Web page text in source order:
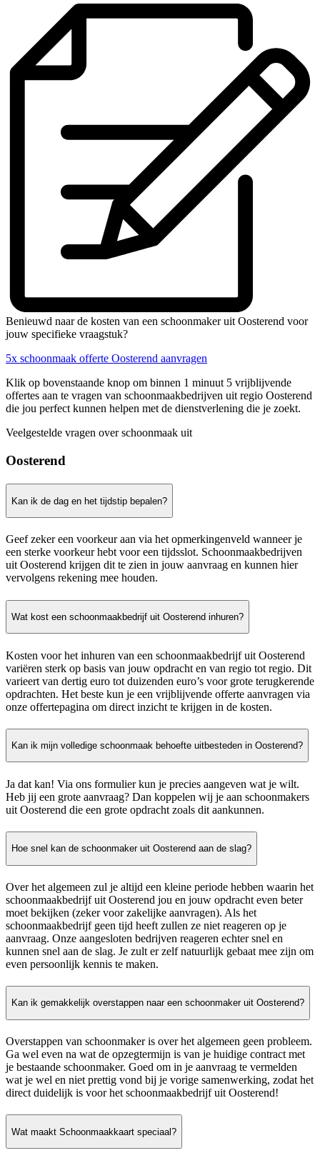
Benieuwd naar de kosten van een schoonmaker uit Oosterend voor
jouw specifieke vraagstuk?
5x schoonmaak offerte Oosterend aanvragen
Klik op bovenstaande knop om binnen 1 minuut 5 vrijblijvende
offertes aan te vragen van schoonmaakbedrijven uit regio Oosterend
die jou perfect kunnen helpen met de dienstverlening die je zoekt.
Veelgestelde vragen over schoonmaak uit
Oosterend
Kan ik de dag en het tijdstip bepalen?
Geef zeker een voorkeur aan via het opmerkingenveld wanneer je
een sterke voorkeur hebt voor een tijdsslot. Schoonmaakbedrijven
uit Oosterend krijgen dit te zien in jouw aanvraag en kunnen hier
vervolgens rekening mee houden.
Wat kost een schoonmaakbedrijf uit Oosterend inhuren?
Kosten voor het inhuren van een schoonmaakbedrijf uit Oosterend
variëren sterk op basis van jouw opdracht en van regio tot regio. Dit
varieert van dertig euro tot duizenden euro’s voor grote terugkerende
opdrachten. Het beste kun je een vrijblijvende offerte aanvragen via
onze offertepagina om direct inzicht te krijgen in de kosten.
Kan ik mijn volledige schoonmaak behoefte uitbesteden in Oosterend?
Ja dat kan! Via ons formulier kun je precies aangeven wat je wilt.
Heb jij een grote aanvraag? Dan koppelen wij je aan schoonmakers
uit Oosterend die een grote opdracht zoals dit aankunnen.
Hoe snel kan de schoonmaker uit Oosterend aan de slag?
Over het algemeen zul je altijd een kleine periode hebben waarin het
schoonmaakbedrijf uit Oosterend jou en jouw opdracht even beter
moet bekijken (zeker voor zakelijke aanvragen). Als het
schoonmaakbedrijf geen tijd heeft zullen ze niet reageren op je
aanvraag. Onze aangesloten bedrijven reageren echter snel en
kunnen snel aan de slag. Je zult er zelf natuurlijk gebaat mee zijn om
even persoonlijk kennis te maken.
Kan ik gemakkelijk overstappen naar een schoonmaker uit Oosterend?
Overstappen van schoonmaker is over het algemeen geen probleem.
Ga wel even na wat de opzegtermijn is van je huidige contract met
je bestaande schoonmaker. Goed om in je aanvraag te vermelden
wat je wel en niet prettig vond bij je vorige samenwerking, zodat het
direct duidelijk is voor het schoonmaakbedrijf uit Oosterend!
Wat maakt Schoonmaakkaart speciaal?